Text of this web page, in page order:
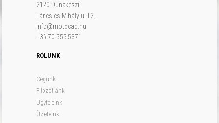
2120 Dunakeszi
Táncsics Mihály u. 12.
info@motocad.hu
+36 70 555 5371
RÓLUNK
Cégünk
Filozófiánk
Ügyfeleink
Üzleteink